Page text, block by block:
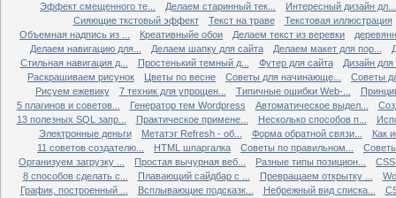
Эффект смещенного те...
Делаем старинный тек...
Интересный дизайн дл...
Сияющие ткстовый эффект
Текст на траве
Текстовая иллюстрация
Объемная надпись из ...
Креативныйе обои Делаем текст из веревки
Делаем навигацию для...
Делаем шапку для сайта Делаем макет для пор...
Стильная навигация д...
Простенький темный д... Футер для сайта
Дизайн для
Раскрашиваем рисунок
Цветы по весне Советы для начинающе...
Советы
Рисуем ежевику
7 техник для упрощен... Типичные ошибки Web-...
5 плагинов и советов...
Генератор тем Wordpress Автоматическое выдел...
13 полезных SQL запр...
Практическое примене... Несколько способов п...
Электронные деньги
Метатэг Refresh - об... Форма обратной связи...
Как
11 советов создателю...
HTML шпаргалка Советы по правильном...
Организуем загрузку ...
Простая вычурная веб... Разные типы позицион...
8 способов сделать с...
Плавающий сайдбар с ... Превращаем открытку ...
График, построенный ...
Всплывающие подсказк... Небрежный вид списка...